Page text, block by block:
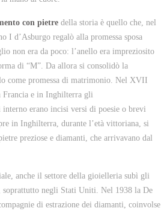
con pietre della storia è quello che, nel
I d’Asburgo regalò alla promessa sposa
non era da poco: l’anello era impreziosito
di “M”. Da allora si consolidò la
come promessa di matrimonio. Nel XVII
Francia e in Inghilterra gli
interno erano incisi versi di poesie o brevi
in Inghilterra, durante l’età vittoriana, si
preziose e diamanti, che arrivavano dal
anche il settore della gioielleria subì gli
negli Stati Uniti. Nel 1938 la De
di estrazione dei diamanti, coinvolse